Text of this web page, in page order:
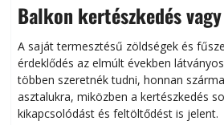
Balkon kertészkedés
Helytakarékos
A saját termesztésű zöldségek és
érdeklődés az elmúlt években
többen szeretnék tudni, honnan
asztalukra, miközben a kertészkedés
kikapcsolódást és feltöltődést is jelent.